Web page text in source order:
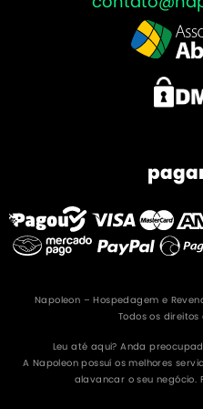
Napoleon – Hospedagem e
Todos os
Leu até aqui? Anda
A Napoleon possuí os melhores
alavancar o seu negócio.